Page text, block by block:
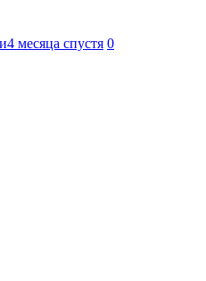
4 месяца спустя 0